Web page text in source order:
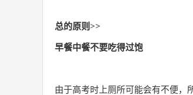
总的原则>>
早餐中餐不要吃得过饱
由于高考时上厕所可能会有不便，